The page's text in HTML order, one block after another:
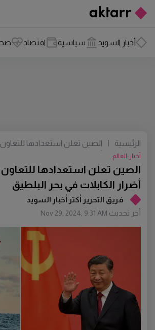
أخبار السويد سياسية اقتصاد
فريق التحرير أكتر أخبار السويد
أخر تحديث Nov 29, 2024, 9:31 AM
الصين تعلن استعدادها
أضرار الكابلات في بحر البلطيق
أخبار-العالم
الرئيسية
الصين تعلن استعدادها